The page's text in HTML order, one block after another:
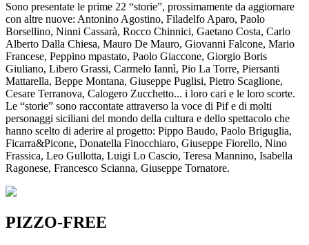
Sono presentate le prime 22 “storie”, prossimamente da aggiornare
con altre nuove: Antonino Agostino, Filadelfo Aparo, Paolo
Borsellino, Ninni Cassarà, Rocco Chinnici, Gaetano Costa, Carlo
Alberto Dalla Chiesa, Mauro De Mauro, Giovanni Falcone, Mario
Francese, Peppino mpastato, Paolo Giaccone, Giorgio Boris
Giuliano, Libero Grassi, Carmelo Iannì, Pio La Torre, Piersanti
Mattarella, Beppe Montana, Giuseppe Puglisi, Pietro Scaglione,
Cesare Terranova, Calogero Zucchetto... i loro cari e le loro scorte.
Le “storie” sono raccontate attraverso la voce di Pif e di molti
personaggi siciliani del mondo della cultura e dello spettacolo che
hanno scelto di aderire al progetto: Pippo Baudo, Paolo Briguglia,
Ficarra&Picone, Donatella Finocchiaro, Giuseppe Fiorello, Nino
Frassica, Leo Gullotta, Luigi Lo Cascio, Teresa Mannino, Isabella
Ragonese, Francesco Scianna, Giuseppe Tornatore.
PIZZO-FREE